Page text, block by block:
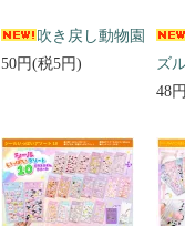
吹き戻し動物園
50円(税5円)
ズ
48